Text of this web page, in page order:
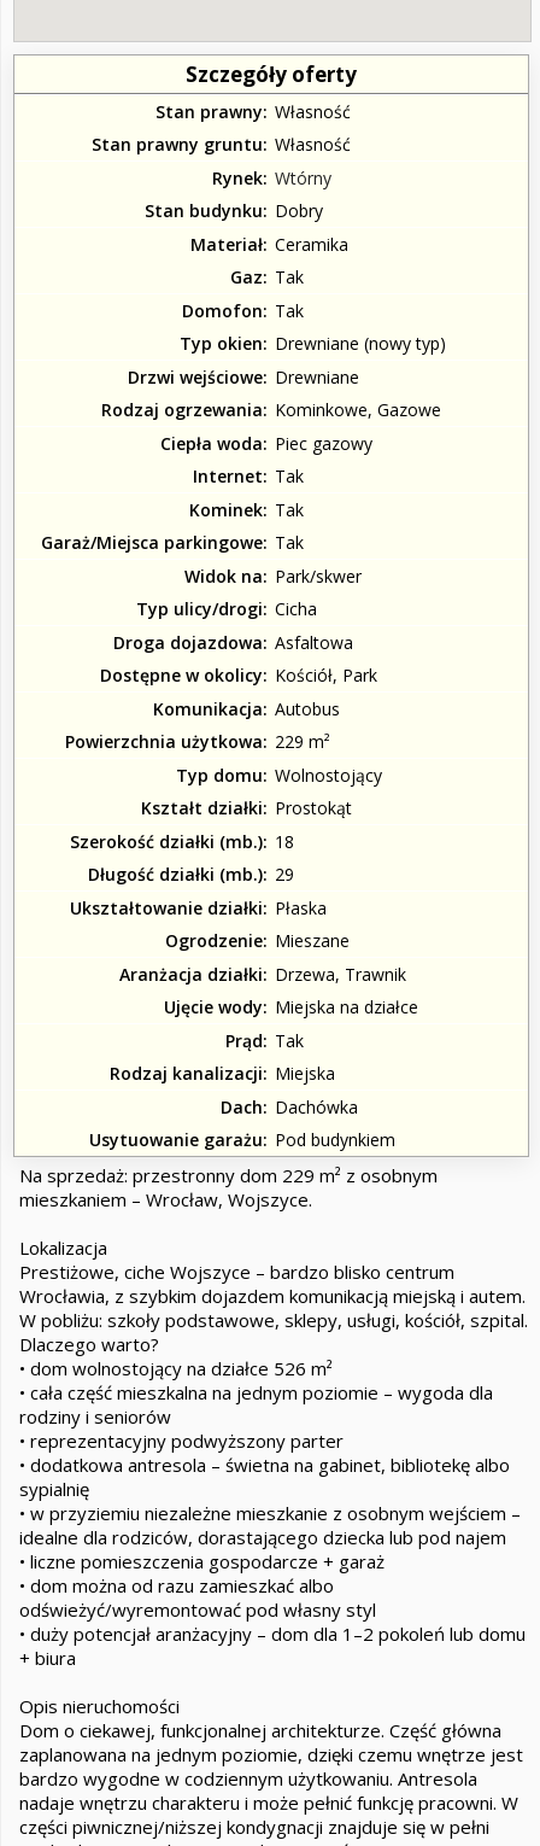
Szczegóły oferty
Stan prawny Własność
Stan prawny gruntu Własność
Rynek Wtórny
Stan budynku
Dobry
Materiał Ceramika
Gaz
Tak
Domofon
Tak
Typ okien
Drewniane (nowy typ)
Drzwi wejściowe Drewniane
Rodzaj ogrzewania
Kominkowe, Gazowe
Ciepła woda
Piec gazowy
Internet
Tak
Kominek Tak
Garaż/Miejsca parkingowe Tak
Widok na
Park/skwer
Typ ulicy/drogi Cicha
Droga dojazdowa Asfaltowa
Dostępne w okolicy
Kościół, Park
Komunikacja Autobus
Powierzchnia użytkowa
229 m²
Typ domu Wolnostojący
Kształt działki
Prostokąt
Szerokość działki (mb.) 18
Długość działki (mb.) 29
Ukształtowanie działki
Płaska
Ogrodzenie Mieszane
Aranżacja działki
Drzewa, Trawnik
Ujęcie wody
Miejska na działce
Prąd
Tak
Rodzaj kanalizacji
Miejska
Dach
Dachówka
Usytuowanie garażu
Pod budynkiem
Na sprzedaż: przestronny dom 229 m² z osobnym
mieszkaniem – Wrocław, Wojszyce.
Lokalizacja
Prestiżowe, ciche Wojszyce – bardzo blisko centrum
Wrocławia, z szybkim dojazdem komunikacją miejską i autem.
W pobliżu: szkoły podstawowe, sklepy, usługi, kościół, szpital.
Dlaczego warto?
• dom wolnostojący na działce 526 m²
• cała część mieszkalna na jednym poziomie – wygoda dla
rodziny i seniorów
• reprezentacyjny podwyższony parter
• dodatkowa antresola – świetna na gabinet, bibliotekę albo
sypialnię
• w przyziemiu niezależne mieszkanie z osobnym wejściem –
idealne dla rodziców, dorastającego dziecka lub pod najem
• liczne pomieszczenia gospodarcze + garaż
• dom można od razu zamieszkać albo
odświeżyć/wyremontować pod własny styl
• duży potencjał aranżacyjny – dom dla 1–2 pokoleń lub domu
+ biura
Opis nieruchomości
Dom o ciekawej, funkcjonalnej architekturze. Część główna
zaplanowana na jednym poziomie, dzięki czemu wnętrze jest
bardzo wygodne w codziennym użytkowaniu. Antresola
nadaje wnętrzu charakteru i może pełnić funkcję pracowni. W
części piwnicznej/niższej kondygnacji znajduje się w pełni